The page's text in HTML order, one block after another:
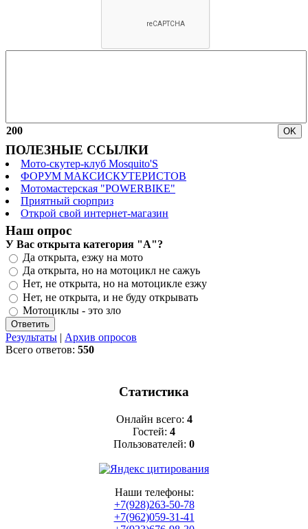
200
ПОЛЕЗНЫЕ ССЫЛКИ
Мото-скутер-клуб Mosquito'S
ФОРУМ МАКСИСКУТЕРИСТОВ
Мотомастерская "POWERBIKE"
Приятный сюрприз
Открой свой интернет-магазин
Наш опрос
У Вас открыта категория "А"?
Да открыта, езжу на мото
Да открыта, но на мотоцикл не сажуь
Нет, не открыта, но на мотоцикле езжу
Нет, не открыта, и не буду открывать
Мотоциклы - это зло
Результаты | Архив опросов
Всего ответов: 550
Статистика
Онлайн всего: 4
Гостей: 4
Пользователей: 0
Наши телефоны:
+7(928)263-50-78
+7(962)059-31-41